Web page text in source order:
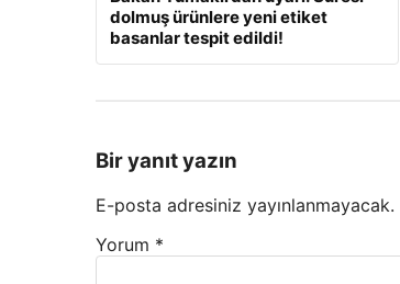
dolmuş ürünlere yeni etiket
basanlar tespit edildi!
Bir yanıt yazın
E-posta adresiniz yayınlanmayacak.
Yorum *